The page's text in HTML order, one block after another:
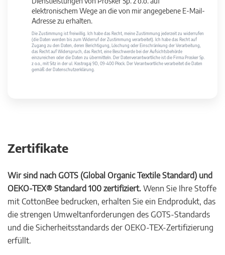
elektronischem Wege an die von mir angegebene E-Mail-
Adresse zu erhalten.
Die Zustimmung ist freiwillig. Ich habe das Recht, meine Zustimmung jederzeit zu widerrufen
(die Daten werden bis zum Widerruf der Zustimmung verarbeitet). Ich habe das Recht auf
Zugang zu den Daten, deren Berichtigung, Löschung oder Einschränkung der Verarbeitung,
das Recht auf Widerspruch, das Recht, eine Beschwerde bei der Aufsichtsbehörde
einzureichen oder die Daten zu übermitteln. Der Datenverantwortliche ist die Firma Prosker Sp.
z o.o., mit Sitz in der ul. Kostrogaj 9D, 09-400 Płock. Der Verantwortliche verarbeitet die Daten
gemäß der Datenschutzerklärung.
Zertifikate
Wir sind nach GOTS (Global Organic Textile Standard) und
OEKO-TEX® Standard 100 zertifiziert. Wenn Sie Ihre Stoffe
mit CottonBee bedrucken, erhalten Sie ein Endprodukt, das
die strengen Umweltanforderungen des GOTS-Standards
und die Sicherheitsstandards der OEKO-TEX-Zertifizierung
erfüllt.